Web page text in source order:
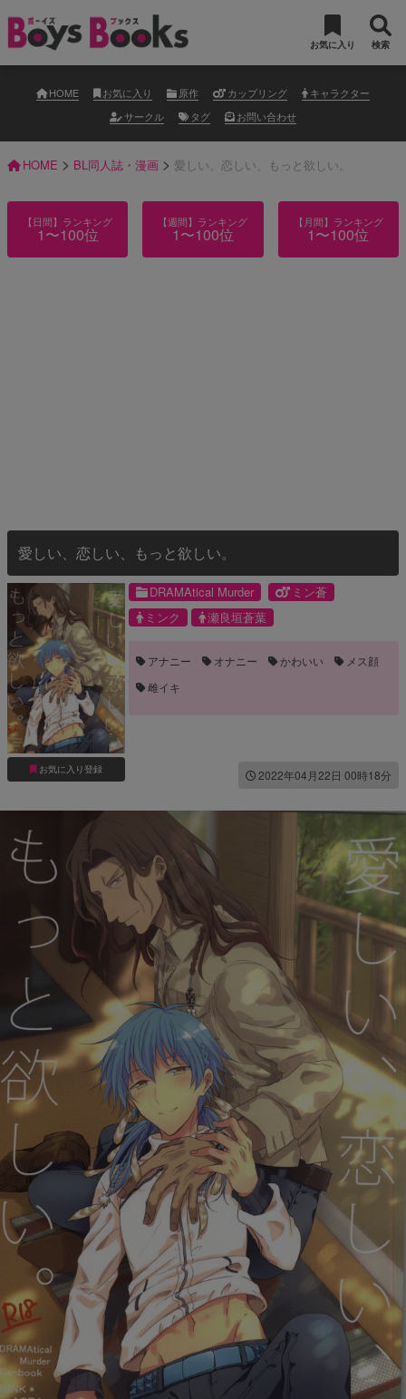
お気に入り 検索
HOME お気に入り 原作 カップリング
キャラクター
サークル
タグ お問い合わせ
HOME > BL同人誌・漫画 > 愛しい、恋しい、もっと欲しい。
【日間】ランキング
1〜100位
【週間】ランキング
1〜100位
【月間】ランキング
1〜100位
愛しい、恋しい、もっと欲しい。
お気に入り登録
DRAMAtical Murder
ミン蒼
ミンク
瀬良垣蒼葉
アナニー オナニー かわいい
メス顔
雌イキ
2022年04月22日 00時18分